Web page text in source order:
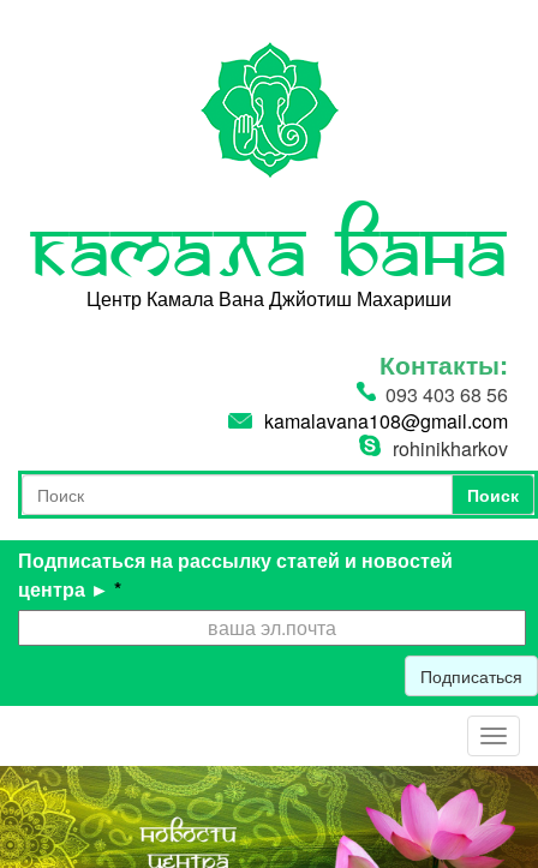
Камала Вана
Центр Камала Вана Джйотиш Махариши
Контакты:
093 403 68 56
kamalavana108@gmail.com
rohinikharkov
Форма поиска
Поиск
Поиск
Подписаться на рассылку статей и новостей
центра ► *
Подписаться